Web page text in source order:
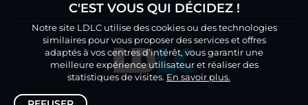
C'EST VOUS QUI DÉCIDEZ !
Notre site LDLC utilise des cookies ou des technologies
similaires pour vous proposer des services et offres
adaptés à vos centres d’intérêt, vous garantir une
meilleure expérience utilisateur et réaliser des
statistiques de visites. En savoir plus.